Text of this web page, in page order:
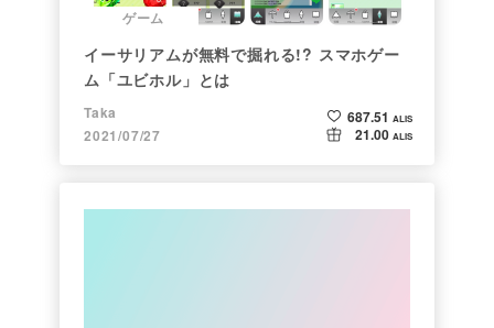
ゲーム
イーサリアムが無料で掘れる!? スマホゲー
ム「ユビホル」とは
Taka
2021/07/27
687.51 ALIS
21.00 ALIS